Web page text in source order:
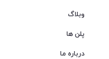
وبلاگ
پلن ها
درباره ما